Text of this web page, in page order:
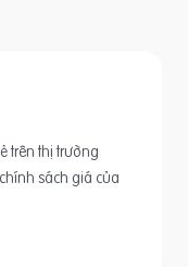
trên thị trường
sách giá của